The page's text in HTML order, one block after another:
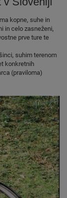
kopne, suhe in
in celo zasneženi,
prve ture te
suhim terenom
konkretnih
(praviloma)